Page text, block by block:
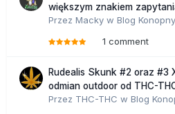
większym znakiem
Przez Macky w Blog
1 comment
Rudealis Skunk #2 oraz #3
odmian outdoor od THC-
Przez THC-THC w Blog